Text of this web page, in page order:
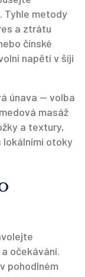
Tyhle metody
a ztrátu
čínské
napětí v šíji
únava — volba
masáž
a textury,
lokálními otoky
očekávání.
pohodlném